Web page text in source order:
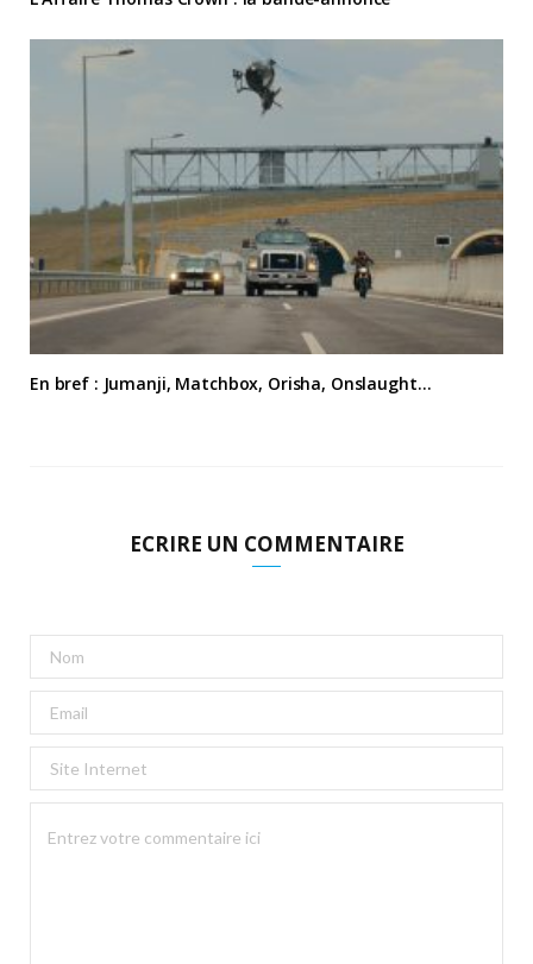
En bref : Jumanji, Matchbox, Orisha, Onslaught…
ECRIRE UN COMMENTAIRE